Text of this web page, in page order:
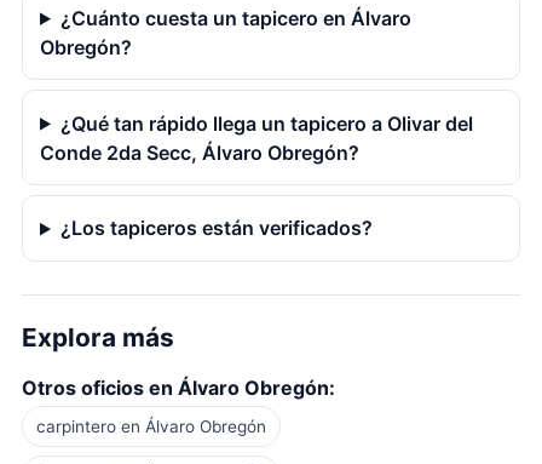
¿Cuánto cuesta un tapicero en Álvaro
Obregón?
¿Qué tan rápido llega un tapicero a Olivar del
Conde 2da Secc, Álvaro Obregón?
¿Los tapiceros están verificados?
Explora más
Otros oficios en Álvaro Obregón:
carpintero en Álvaro Obregón